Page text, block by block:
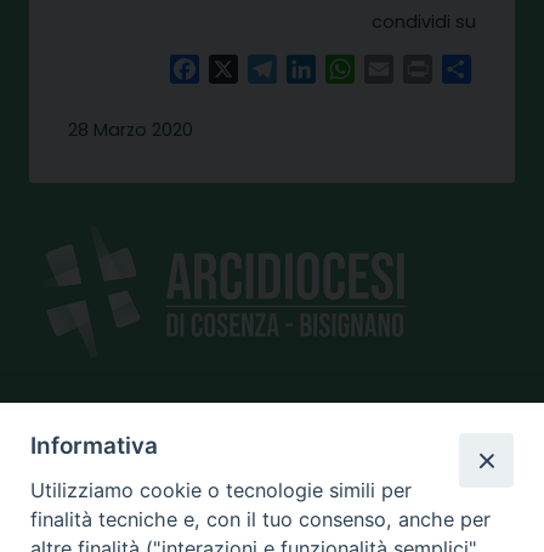
condividi su
FacebookTelegramLinkedInWhatsAppPrint
28 Marzo 2020
SEDE
piazza Giano Parrasio, 16
87100 Cosenza
Informativa
Utilizziamo cookie o tecnologie simili per
finalità tecniche e, con il tuo consenso, anche per